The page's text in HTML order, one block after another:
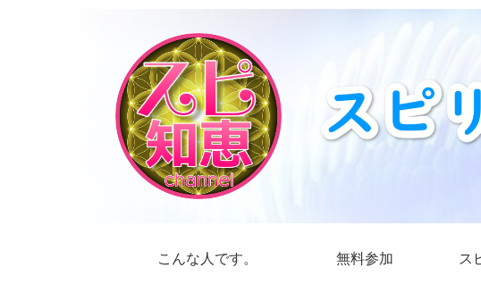
こんな人です。 無料参加 ス